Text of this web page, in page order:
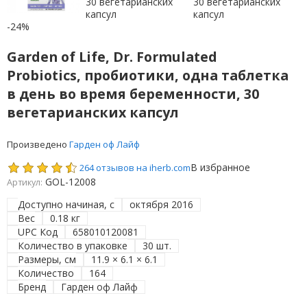
-24%
Garden of Life, Dr. Formulated
Probiotics, пробиотики, одна таблетка
в день во время беременности, 30
вегетарианских капсул
Произведено Гарден оф Лайф
264 отзывов на iherb.comВ избранное
Артикул: GOL-12008
Доступно начиная, с
октября 2016
Вес
0.18 кг
UPC Код
658010120081
Количество в упаковке
30 шт.
Размеры, см
11.9 × 6.1 × 6.1
Количество
164
Бренд
Гарден оф Лайф